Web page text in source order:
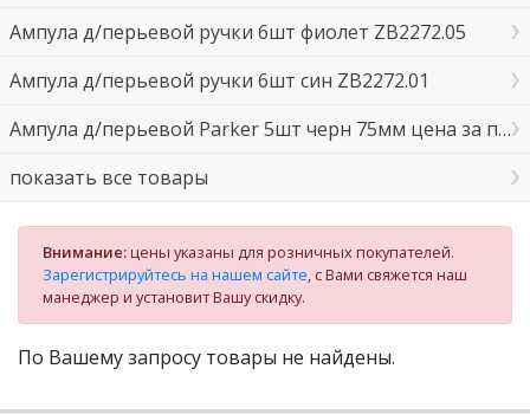
Ампула д/перьевой ручки 6шт фиолет ZB2272.05
Ампула д/перьевой ручки 6шт син ZB2272.01
Ампула д/перьевой Parker 5шт черн 75мм цена за пачку
показать все товары
Внимание:цены указаны для розничных покупателей.
Зарегистрируйтесь на нашем сайте, с Вами свяжется наш
манеджер и установит Вашу скидку.
По Вашему запросу товары не найдены.